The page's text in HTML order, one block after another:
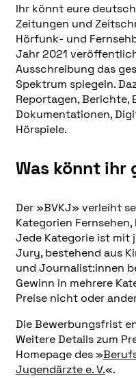
Ihr könnt eure
Zeitungen und
Hörfunk- und
Jahr 2021
Ausschreibung das
Spektrum spiegeln.
Reportagen, Berichte,
Dokumentationen,
Hörspiele.
Was könnt ihr
Der »BVKJ» verleiht
Kategorien
Jede Kategorie ist mit
Jury, bestehend aus
und Journalist:innen
Gewinn in mehrere
Preise nicht oder
Die Bewerbungsfrist
Weitere Details zum
Homepage des »
Jugendärzte e. V.«.